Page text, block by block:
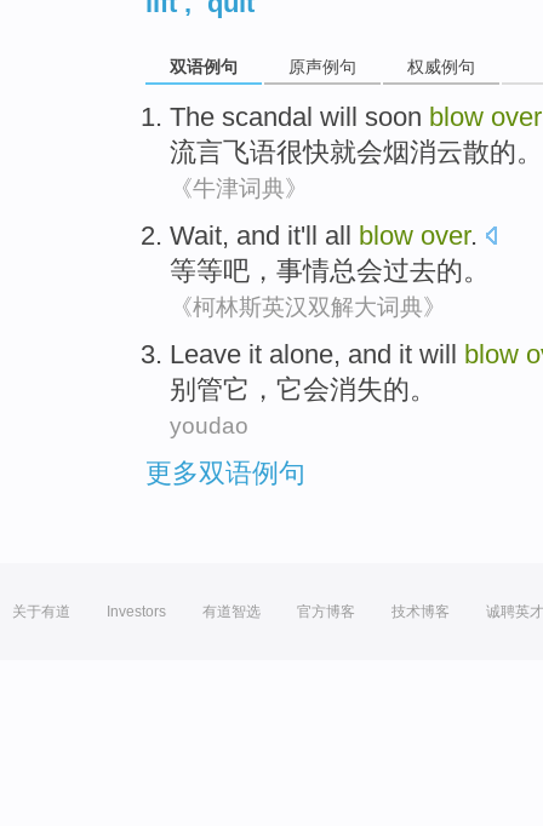
双语例句 原声例句 权威例句
The scandal will soon blow over
流言飞语很快就会烟消云散的。
《牛津词典》
Wait, and it'll all blow over.
等等吧 ， 事情总会过去的。
《柯林斯英汉双解大词典》
Leave it alone, and it will blow
别管它 ，它会消失的。
youdao
更多双语例句
关于有道 Investors 有道智选 官方博客 技术博客 诚聘英才